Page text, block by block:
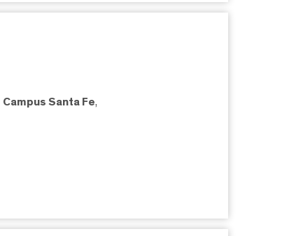
Campus Santa Fe,